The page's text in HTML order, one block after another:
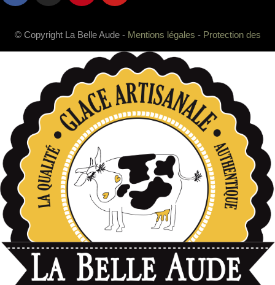
© Copyright La Belle Aude - Mentions légales - Protection des
données